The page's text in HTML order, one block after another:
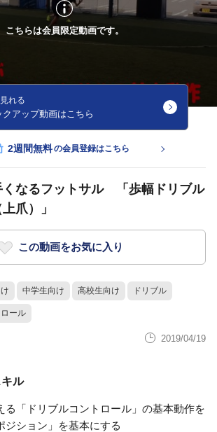
こちらは会員限定動画です。
れる
クアップ動画はこちら
2週間無料の会員登録はこちら
くなるフットサル 「歩幅ドリブル
爪）」
この動画をお気に入り
中学生向け 高校生向け ドリブル
ール
2019/04/19
キル
る「ドリブルコントロール」の基本動作を
ジション」を基本にする